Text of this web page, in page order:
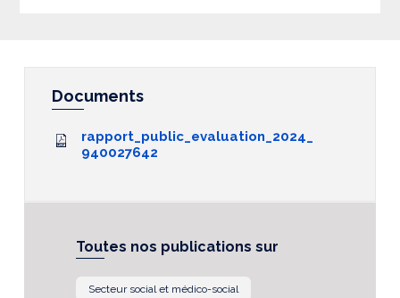
Documents
rapport_public_evaluation_2024_
940027642
Toutes nos publications sur
Secteur social et médico-social